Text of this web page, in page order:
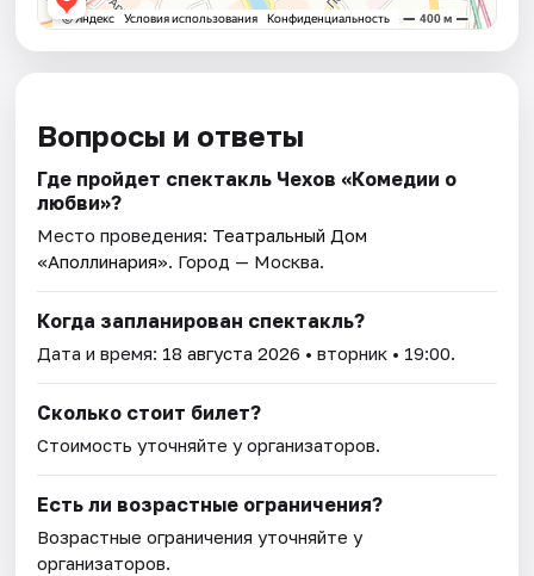
Вопросы и ответы
Где пройдет спектакль Чехов «Комедии о
любви»?
Место проведения: Театральный Дом
«Аполлинария». Город — Москва.
Когда запланирован спектакль?
Дата и время: 18 августа 2026 • вторник • 19:00.
Сколько стоит билет?
Стоимость уточняйте у организаторов.
Есть ли возрастные ограничения?
Возрастные ограничения уточняйте у
организаторов.